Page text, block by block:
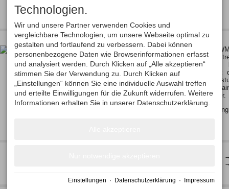
Rollerbahn im Langlaufstadion Ried offiziell gesperrt!
Die Oberstdorfer Rollerbahn im
seinem fast 7 Kilometer langen
Witterung offiziell gesperrt. Eine
zahlreichen Trainingseinheiten
nationale und internationale
begeistert von der attraktiven
unzählige Freizeit- und Breitensportler.
Die Absturzsicherungen,
Technologien.
Wir und unsere Partner verwenden Cookies und
vergleichbare Technologien, um unsere Webseite optimal zu
gestalten und fortlaufend zu verbessern. Dabei können
personenbezogene Daten wie Browserinformationen erfasst
und analysiert werden. Durch Klicken auf „Alle akzeptieren“
stimmen Sie der Verwendung zu. Durch Klicken auf
„Einstellungen“ können Sie eine individuelle Auswahl treffen
und erteilte Einwilligungen für die Zukunft widerrufen. Weitere
Informationen erhalten Sie in unserer Datenschutzerklärung.
Einstellungen · Datenschutzerklärung · Impressum